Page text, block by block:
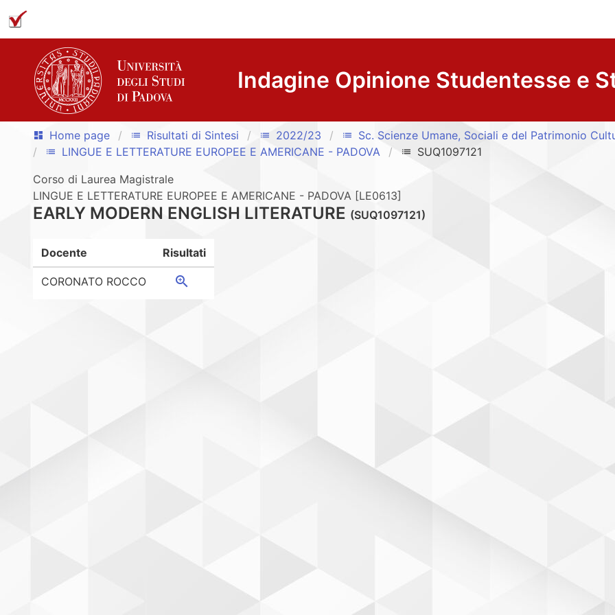
Indagine Opinione Studentesse e
dashboard Home page list Risultati di Sintesi list 2022/23 list Sc. Scienze Umane, Sociali e del Patrimonio
list LINGUE E LETTERATURE EUROPEE E AMERICANE - PADOVA list
SUQ1097121
Corso di Laurea Magistrale
LINGUE E LETTERATURE EUROPEE E AMERICANE - PADOVA [LE0613]
EARLY MODERN ENGLISH LITERATURE (SUQ1097121)
Docente Risultati
CORONATO ROCCO zoom_in